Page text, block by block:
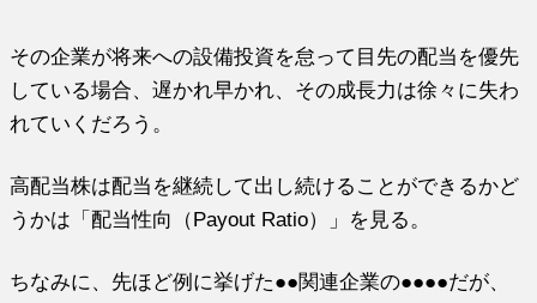
その企業が将来への設備投資を怠って目先の配当を優先
している場合、遅かれ早かれ、その成長力は徐々に失わ
れていくだろう。
高配当株は配当を継続して出し続けることができるかど
うかは「配当性向（Payout Ratio）」を見る。
ちなみに、先ほど例に挙げた●●関連企業の●●●●だが、